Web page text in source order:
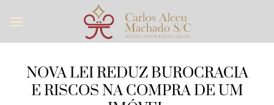
NOVA LEI REDUZ BUROCRACIA
E RISCOS NA COMPRA DE UM